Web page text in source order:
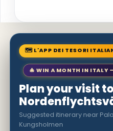
🗺 L'APP DEI TESORI
🎄 WIN A MONTH IN
Plan your visit to
Suggested itinerary near
Kungsholmen